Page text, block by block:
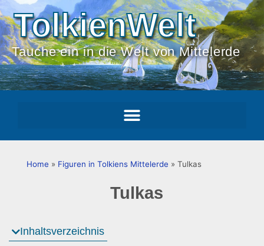
TolkienWelt
Tauche ein in die Welt von Mittelerde
Home » Figuren in Tolkiens Mittelerde » Tulkas
Tulkas
Inhaltsverzeichnis